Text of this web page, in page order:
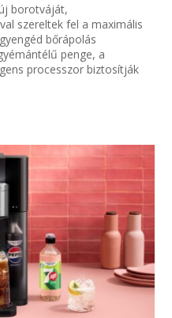
borotváját,
szereltek fel a maximális
bőrápolás
penge, a
processzor biztosítják